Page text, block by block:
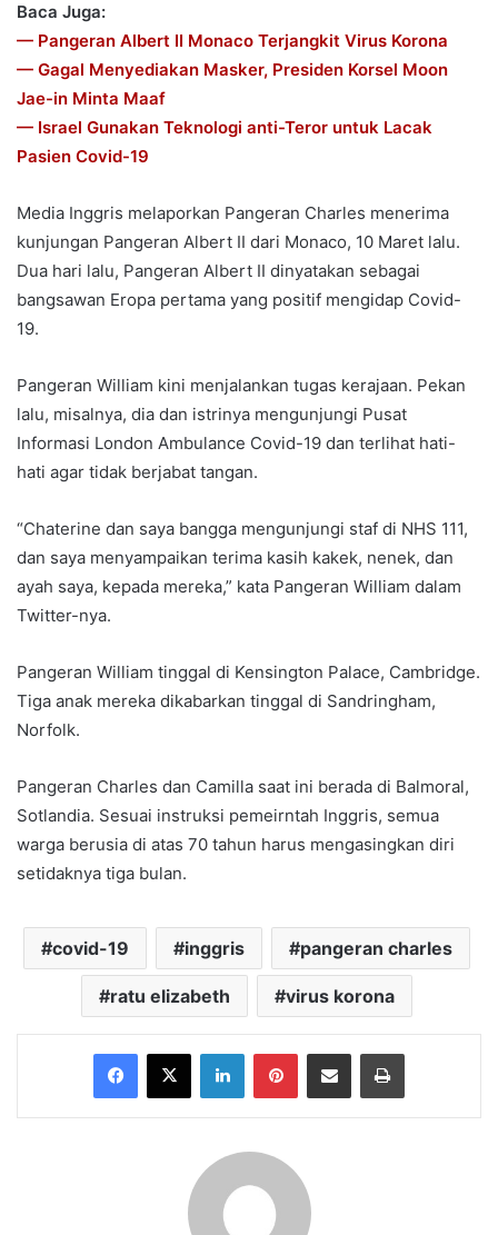
Baca Juga:
— Pangeran Albert II Monaco Terjangkit Virus Korona
— Gagal Menyediakan Masker, Presiden Korsel Moon
Jae-in Minta Maaf
— Israel Gunakan Teknologi anti-Teror untuk Lacak
Pasien Covid-19
Media Inggris melaporkan Pangeran Charles menerima
kunjungan Pangeran Albert II dari Monaco, 10 Maret lalu.
Dua hari lalu, Pangeran Albert II dinyatakan sebagai
bangsawan Eropa pertama yang positif mengidap Covid-
19.
Pangeran William kini menjalankan tugas kerajaan. Pekan
lalu, misalnya, dia dan istrinya mengunjungi Pusat
Informasi London Ambulance Covid-19 dan terlihat hati-
hati agar tidak berjabat tangan.
“Chaterine dan saya bangga mengunjungi staf di NHS 111,
dan saya menyampaikan terima kasih kakek, nenek, dan
ayah saya, kepada mereka,” kata Pangeran William dalam
Twitter-nya.
Pangeran William tinggal di Kensington Palace, Cambridge.
Tiga anak mereka dikabarkan tinggal di Sandringham,
Norfolk.
Pangeran Charles dan Camilla saat ini berada di Balmoral,
Sotlandia. Sesuai instruksi pemeirntah Inggris, semua
warga berusia di atas 70 tahun harus mengasingkan diri
setidaknya tiga bulan.
covid-19 inggris pangeran charles
ratu elizabeth virus korona
Facebook
X LinkedInPinterestShare via Email Print